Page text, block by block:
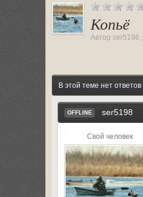
Копьё
Автор ser5198 ,
В этой теме нет ответов
OFFLINE ser5198
Свой человек